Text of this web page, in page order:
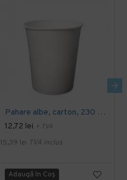
Pahare albe, carton, 230 ml, 50 bucati/set
12,72 lei + TVA
15,39 lei TVA inclus
Adaugă în Coş